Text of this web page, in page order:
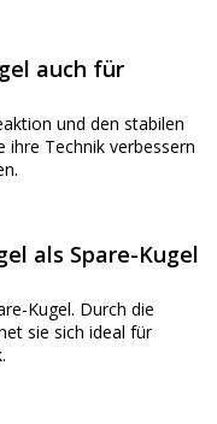
auch für
und den stabilen
ihre Technik verbessern
als Spare-Kugel
Kugel. Durch die
sie sich ideal für